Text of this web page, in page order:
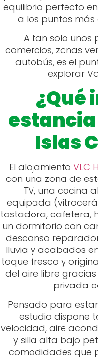
¿Qué
estancia
Islas
VLC
con una zona de
TV, una cocina
equipada
tostadora, cafetera,
un dormitorio con
lluvia y acabados
toque fresco y
del aire libre
privada
Pensado para
estudio dispone
velocidad, aire
y silla alta bajo
comodidades que
cama, toallas,
plancha y